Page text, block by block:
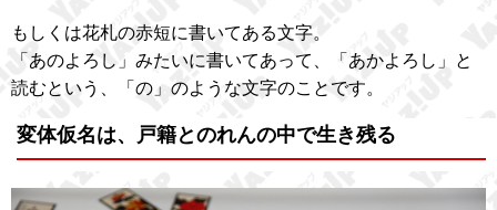
もしくは花札の赤短に書いてある文字。
「あのよろし」みたいに書いてあって、「あかよろし」と
読むという、「の」のような文字のことです。
変体仮名は、戸籍とのれんの中で生き残る